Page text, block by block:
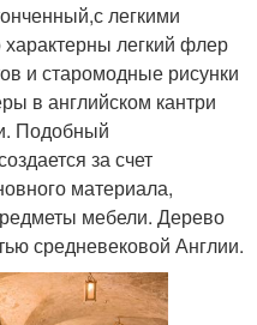
легкими
легкий флер
и старомодные рисунки
в английском кантри
Подобный
за счет
материала,
мебели. Дерево
средневековой Англии.